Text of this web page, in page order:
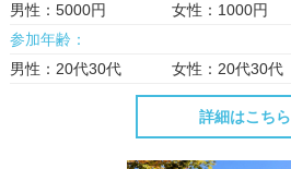
男性：5000円 女性：1000円
参加年齢：
男性：20代30代 女性：20代30代
詳細はこちら